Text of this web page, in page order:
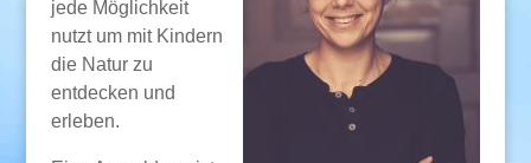
jede Möglichkeit
nutzt um mit Kindern
die Natur zu
entdecken und
erleben.